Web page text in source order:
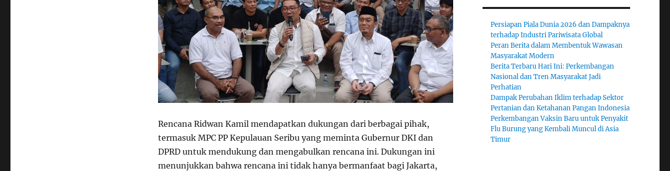
Rencana Ridwan Kamil mendapatkan dukungan dari berbagai pihak,
termasuk MPC PP Kepulauan Seribu yang meminta Gubernur DKI dan
DPRD untuk mendukung dan mengabulkan rencana ini. Dukungan ini
menunjukkan bahwa rencana ini tidak hanya bermanfaat bagi Jakarta,
Persiapan Piala Dunia 2026 dan Dampaknya
terhadap Industri Pariwisata Global
Peran Berita dalam Membentuk Wawasan
Masyarakat Modern
Berita Terbaru Hari Ini: Perkembangan
Nasional dan Tren Masyarakat Jadi
Perhatian
Dampak Perubahan Iklim terhadap Sektor
Pertanian dan Ketahanan Pangan Indonesia
Perkembangan Vaksin Baru untuk Penyakit
Flu Burung yang Kembali Muncul di Asia
Timur